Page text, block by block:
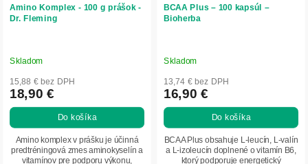
Amino Komplex - 100 g prášok -
Dr. Fleming
Skladom
15,88 € bez DPH
18,90 €
Do košíka
Amino komplex v prášku je účinná
predtréningová zmes aminokyselín a
vitamínov pre podporu výkonu,
BCAA Plus – 100 kapsúl –
Bioherba
Skladom
13,74 € bez DPH
16,90 €
Do košíka
BCAA Plus obsahuje L-leucín, L-valín
a L-izoleucín doplnené o vitamín B6,
ktorý podporuje energetický